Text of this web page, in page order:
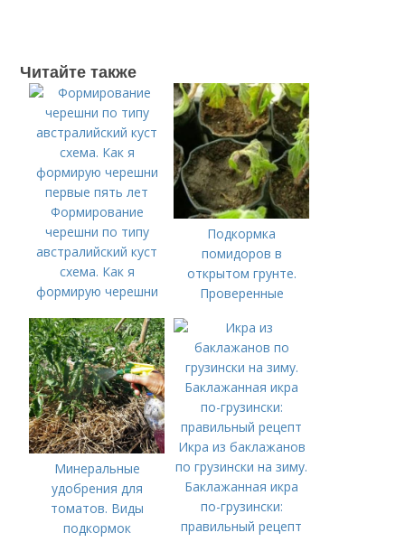
Читайте также
Формирование
черешни по типу
австралийский куст
схема. Как я
формирую черешни
Подкормка
помидоров в
открытом грунте.
Проверенные
минеральные
удобрения
Минеральные
удобрения для
томатов. Виды
подкормок
Икра из баклажанов
по грузински на зиму.
Баклажанная икра
по-грузински:
правильный рецепт